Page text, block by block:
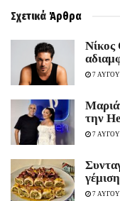
Σχετικά Άρθρα
Νίκος
7
την
7
γέμιση
7